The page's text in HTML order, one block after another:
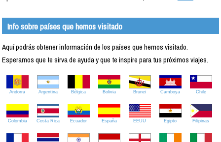
Info sobre países que hemos visitado
Aquí podrás obtener información de los países que hemos visitado.
Esperamos que te sirva de ayuda y que te inspire para tus próximos viajes.
Andorra Argentina Bélgica Bolivia Brunei Camboya Chile
Colombia Costa Rica Ecuador España EEUU Egipto Filipinas